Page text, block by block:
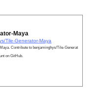
Maya
Tile-Generator-Maya
Contribute to benjaminghys/Tile-Generat
on GitHub.